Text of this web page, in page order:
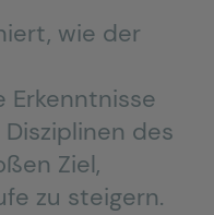
wie der
Erkenntnisse
des
Ziel,
zu steigern.